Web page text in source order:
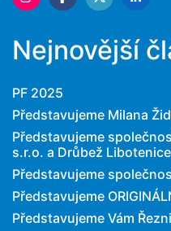
Nejnovější
PF 2025
Představujeme Milana
Představujeme
s.r.o. a Drůbež
Představujeme
Představujeme
Představujeme Vám